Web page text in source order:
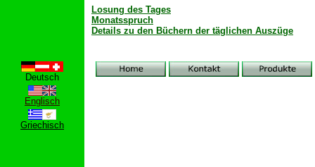
Deutsch
Englisch
Griechisch
Losung des Tages
Monatsspruch
Details zu den Büchern der täglichen Auszüge